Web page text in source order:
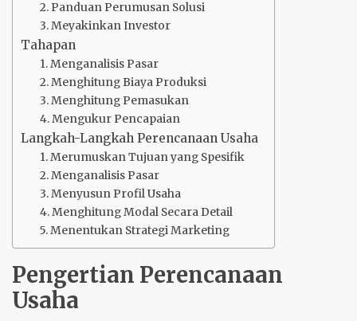
2. Panduan Perumusan Solusi
3. Meyakinkan Investor
Tahapan
1. Menganalisis Pasar
2. Menghitung Biaya Produksi
3. Menghitung Pemasukan
4. Mengukur Pencapaian
Langkah-Langkah Perencanaan Usaha
1. Merumuskan Tujuan yang Spesifik
2. Menganalisis Pasar
3. Menyusun Profil Usaha
4. Menghitung Modal Secara Detail
5. Menentukan Strategi Marketing
Pengertian Perencanaan
Usaha